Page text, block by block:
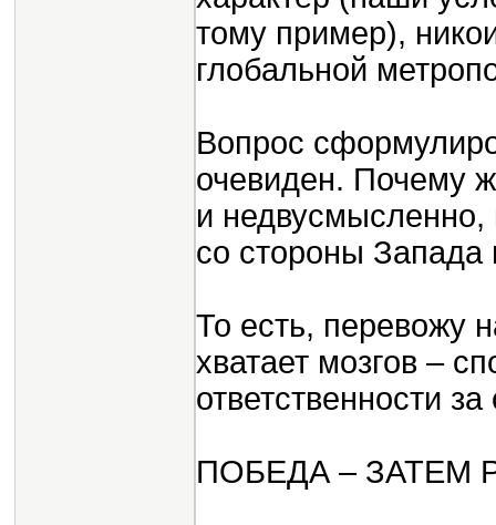
тому пример),
глобальной
Вопрос
очевиден. Почему
и недвусмысленно,
со стороны Запада
То есть, перевожу
хватает мозгов –
ответственности за
ПОБЕДА – ЗАТЕМ